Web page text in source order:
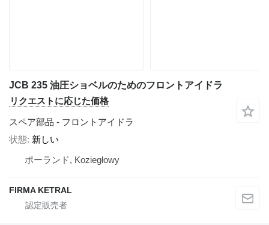
JCB 235 油圧ショベルのためのフロントアイドラ
リクエストに応じた価格
スペア部品 - フロントアイドラ
状態 新しい
ポーランド, Koziegłowy
FIRMA KETRAL